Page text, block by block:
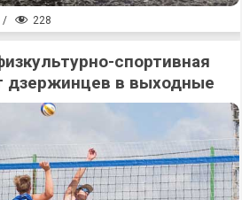
/ 228
спортивная
дзержинцев в выходные